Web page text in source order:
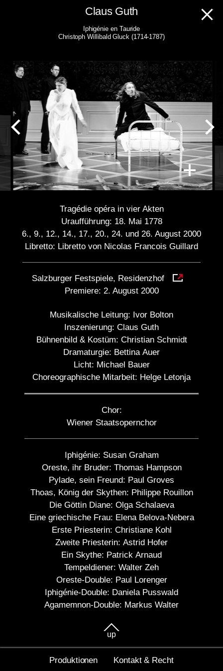
Claus Guth
Iphigénie en Tauride
Christoph Willibald Gluck (1714-1787)
Tragédie opéra in vier Akten
Uraufführung: 18. Mai 1778
6., 9., 12., 14., 17., 20., 24. und 26. August 2000
Libretto: Libretto von Nicolas Francois Guillard
Salzburger Festspiele, Residenzhof
Premiere: 2. August 2000
Musikalische Leitung: Ivor Bolton
Inszenierung: Claus Guth
Bühnenbild & Kostüm: Christian Schmidt
Dramaturgie: Bettina Auer
Licht: Michael Bauer
Choreographische Mitarbeit: Helge Letonja
Chor:
Wiener Staatsopernchor
Iphigénie: Susan Graham
Oreste, ihr Bruder: Thomas Hampson
Pylade, sein Freund: Paul Groves
Thoas, König der Skythen: Philippe Rouillon
Die Göttin Diane: Olga Schalaeva
Eine griechische Frau: Elena Belova-Nebera
Erste Priesterin: Christiane Kohl
Zweite Priesterin: Astrid Hofer
Ein Skythe: Patrick Arnaud
Tempeldiener: Walter Zeh
Oreste-Double: Paul Lorenger
Iphigénie-Double: Daniela Pusswald
Agamemnon-Double: Markus Walter
up
Produktionen Kontakt & Recht